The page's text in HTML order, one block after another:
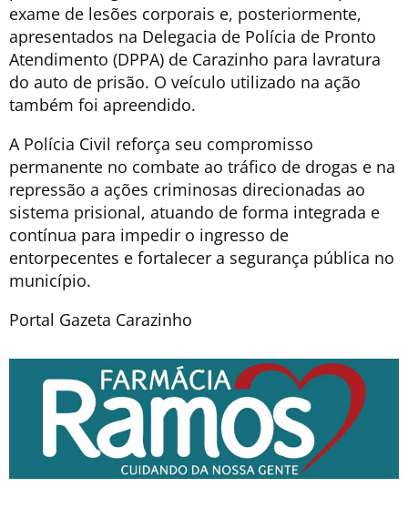
exame de lesões corporais e, posteriormente,
apresentados na Delegacia de Polícia de Pronto
Atendimento (DPPA) de Carazinho para lavratura
do auto de prisão. O veículo utilizado na ação
também foi apreendido.
A Polícia Civil reforça seu compromisso
permanente no combate ao tráfico de drogas e na
repressão a ações criminosas direcionadas ao
sistema prisional, atuando de forma integrada e
contínua para impedir o ingresso de
entorpecentes e fortalecer a segurança pública no
município.
Portal Gazeta Carazinho